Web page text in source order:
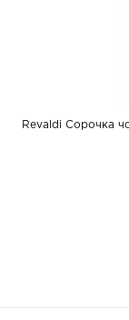
Revaldi Сорочка